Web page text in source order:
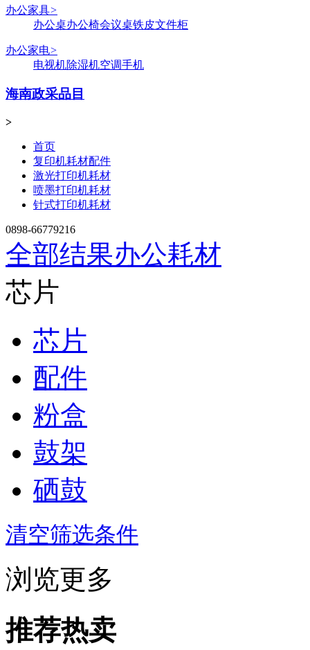
办公家具>
办公桌办公椅会议桌铁皮文件柜
办公家电>
电视机除湿机空调手机
海南政采品目
>
首页
复印机耗材配件
激光打印机耗材
喷墨打印机耗材
针式打印机耗材
0898-66779216
全部结果办公耗材
芯片
芯片
配件
粉盒
鼓架
硒鼓
清空筛选条件
浏览更多
推荐热卖